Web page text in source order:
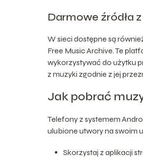
Darmowe źródła
W sieci dostępne są
Free Music Archive. Te
wykorzystywać do użytku
z muzyki zgodnie z jej
Jak pobrać
Telefony z systemem
ulubione utwory na swoim
Skorzystaj z aplikacji